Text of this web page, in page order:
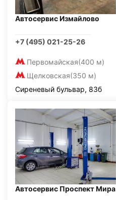
Автосервис Измайлово
+7 (495) 021-25-26
Первомайская(400 м)
Щелковская(350 м)
Сиреневый бульвар, 83б
Автосервис Проспект Мира